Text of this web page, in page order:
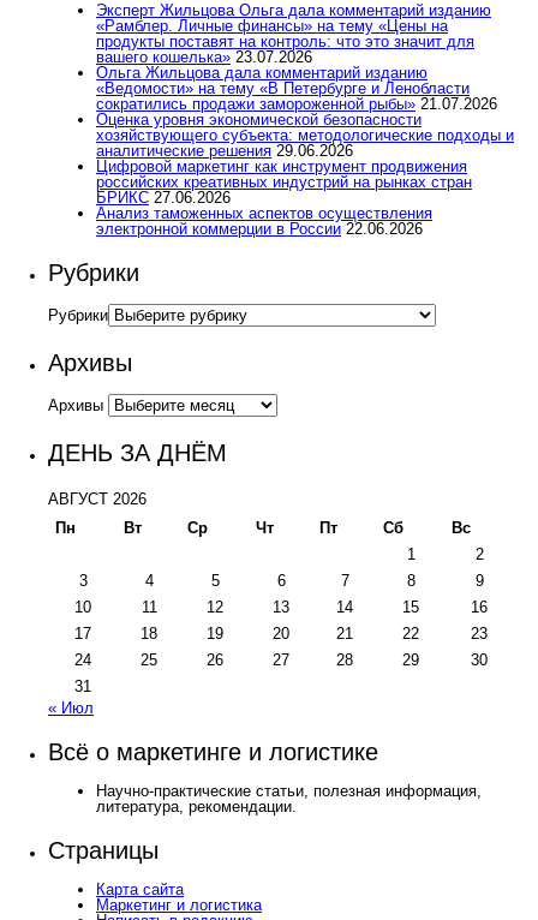
Эксперт Жильцова Ольга дала комментарий изданию
«Рамблер. Личные финансы» на тему «Цены на
продукты поставят на контроль: что это значит для
вашего кошелька» 23.07.2026
Ольга Жильцова дала комментарий изданию
«Ведомости» на тему «В Петербурге и Ленобласти
сократились продажи замороженной рыбы» 21.07.2026
Оценка уровня экономической безопасности
хозяйствующего субъекта: методологические подходы и
аналитические решения 29.06.2026
Цифровой маркетинг как инструмент продвижения
российских креативных индустрий на рынках стран
БРИКС 27.06.2026
Анализ таможенных аспектов осуществления
электронной коммерции в России 22.06.2026
Рубрики
Рубрики
Архивы
Архивы
ДЕНЬ ЗА ДНЁМ
АВГУСТ 2026
Пн
Вт Ср Чт Пт Сб
Вс
1
2
3
4 5 6 7 8
9
10
11 12 13 14 15
16
17
18 19 20 21 22
23
24
25 26 27 28 29
30
31
« Июл
Всё о маркетинге и логистике
Научно-практические статьи, полезная информация,
литература, рекомендации.
Страницы
Карта сайта
Маркетинг и логистика